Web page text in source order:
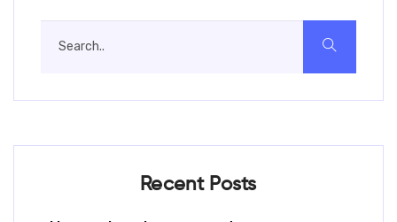
Recent Posts